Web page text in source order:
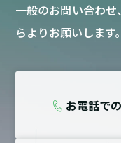
一般のお問い合わ
らよりお願いします。
お電話で